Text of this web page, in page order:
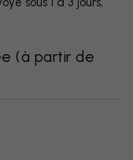
(à partir de